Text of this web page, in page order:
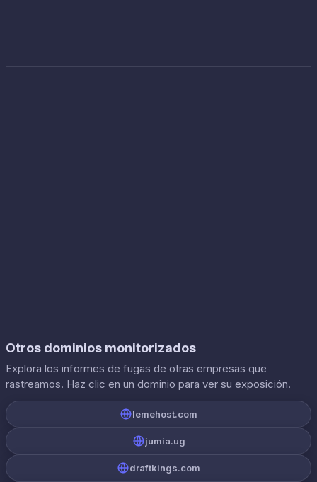
Otros dominios monitorizados
Explora los informes de fugas de otras empresas que
rastreamos. Haz clic en un dominio para ver su exposición.
lemehost.com
jumia.ug
draftkings.com